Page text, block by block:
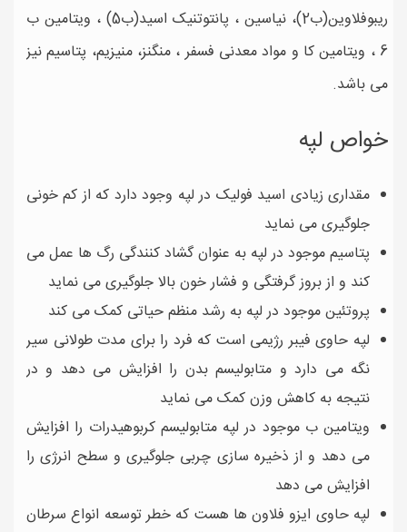
ریبوفلاوین(ب2)، نیاسین ، پانتوتنیک اسید(ب5) ، ویتامین ب
6 ، ویتامین کا و مواد معدنی فسفر ، منگنز، منیزیم، پتاسیم نیز
می باشد.
خواص لپه
مقداری زیادی اسید فولیک در لپه وجود دارد که از کم خونی
جلوگیری می نماید
پتاسیم موجود در لپه به عنوان گشاد کنندگی رگ ها عمل می
کند و از بروز گرفتگی و فشار خون بالا جلوگیری می نماید
پروتئین موجود در لپه به رشد منظم حیاتی کمک می کند
لپه حاوی فیبر رژیمی است که فرد را برای مدت طولانی سیر
نگه می دارد و متابولیسم بدن را افزایش می دهد و در
نتیجه به کاهش وزن کمک می نماید
ویتامین ب موجود در لپه متابولیسم کربوهیدرات را افزایش
می دهد و از ذخیره سازی چربی جلوگیری و سطح انرژی را
افزایش می دهد
لپه حاوی ایزو فلاون ها هست که خطر توسعه انواع سرطان